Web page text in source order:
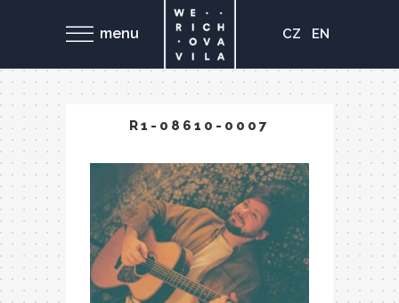
menu CZ EN
R1-08610-0007